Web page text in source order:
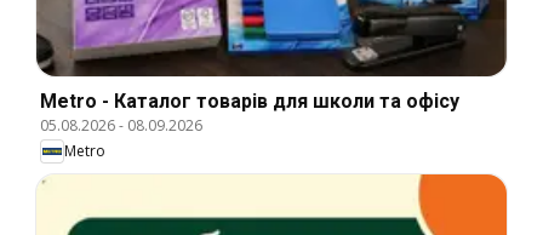
Metro - Каталог товарів для школи та офісу
05.08.2026- 08.09.2026
Metro